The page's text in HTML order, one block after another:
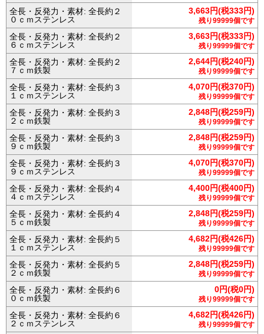
全長・反発力・素材: 全長約２
０ｃｍステンレス
3,663円(税333円)
残り99999個です
全長・反発力・素材: 全長約２
６ｃｍステンレス
3,663円(税333円)
残り99999個です
全長・反発力・素材: 全長約２
７ｃｍ鉄製
2,644円(税240円)
残り99999個です
全長・反発力・素材: 全長約３
１ｃｍステンレス
4,070円(税370円)
残り99999個です
全長・反発力・素材: 全長約３
２ｃｍ鉄製
2,848円(税259円)
残り99999個です
全長・反発力・素材: 全長約３
９ｃｍ鉄製
2,848円(税259円)
残り99999個です
全長・反発力・素材: 全長約３
９ｃｍステンレス
4,070円(税370円)
残り99999個です
全長・反発力・素材: 全長約４
４ｃｍステンレス
4,400円(税400円)
残り99999個です
全長・反発力・素材: 全長約４
５ｃｍ鉄製
2,848円(税259円)
残り99999個です
全長・反発力・素材: 全長約５
１ｃｍステンレス
4,682円(税426円)
残り99999個です
全長・反発力・素材: 全長約５
２ｃｍ鉄製
2,848円(税259円)
残り99999個です
全長・反発力・素材: 全長約６
０ｃｍ鉄製
0円(税0円)
残り99999個です
全長・反発力・素材: 全長約６
２ｃｍステンレス
4,682円(税426円)
残り99999個です